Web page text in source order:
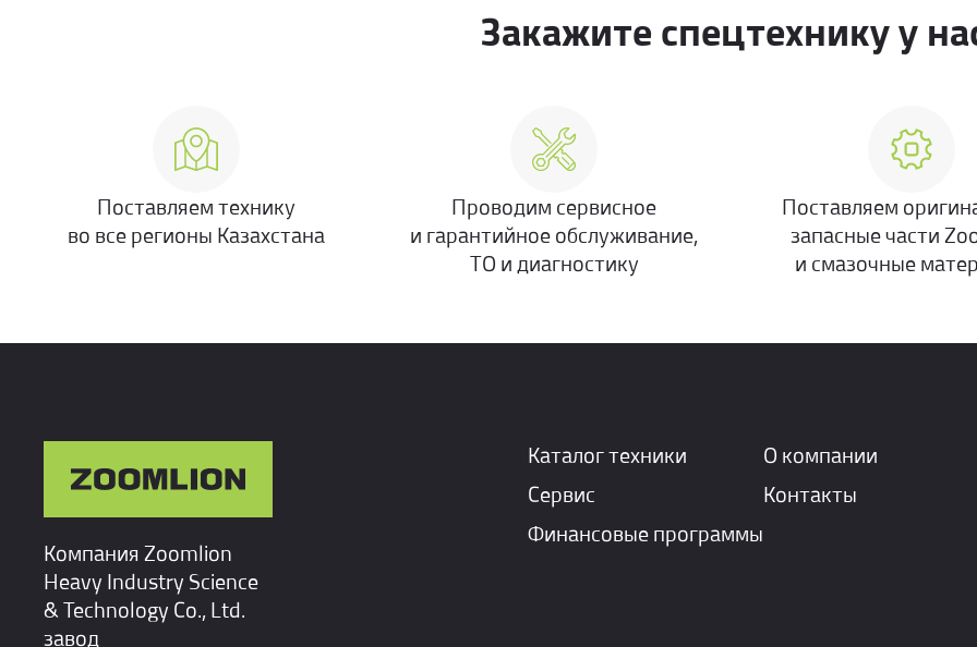
Закажите спецтехнику у
Поставляем технику
во все регионы Казахстана
Проводим сервисное
и гарантийное обслуживание,
ТО и диагностику
Поставляем
запасные части
и смазочные
Компания Zoomlion
Heavy Industry Science
& Technology Co., Ltd.
завод
Каталог техники
Сервис
Финансовые программы
О компании
Контакты